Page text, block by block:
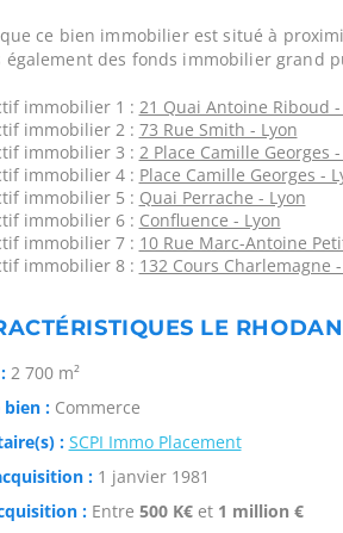
ce bien immobilier est situé à
également des fonds immobilier grand
immobilier 1 : 21 Quai Antoine Riboud -
immobilier 2 : 73 Rue Smith - Lyon
immobilier 3 : 2 Place Camille Georges
immobilier 4 : Place Camille Georges -
immobilier 5 : Quai Perrache - Lyon
immobilier 6 : Confluence - Lyon
immobilier 7 : 10 Rue Marc-Antoine
immobilier 8 : 132 Cours Charlemagne
LE
2 700 m²
bien :Commerce
: SCPI Immo Placement
:1 janvier 1981
:Entre 500 K€et 1 million €